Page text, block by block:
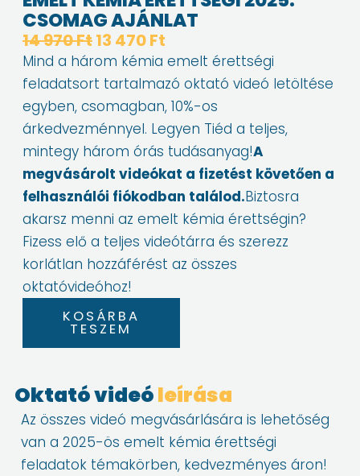
CSOMAG AJÁNLAT
14 970FtOriginal
price
was:
14
970 Ft.
13 470FtCurrent
price
is:
13
470 Ft.
Mind a három kémia emelt érettségi
feladatsort tartalmazó oktató videó letöltése
egyben, csomagban, 10%-os
árkedvezménnyel. Legyen Tiéd a teljes,
mintegy három órás tudásanyag!A
megvásárolt videókat a fizetést követően a
felhasználói fiókodban találod.Biztosra
akarsz menni az emelt kémia érettségin?
Fizess elő a teljes videótárra és szerezz
korlátlan hozzáférést az összes
oktatóvideóhoz!
ÉRETTSÉGI
CSOMAG
AJÁNLAT
mennyiség
KOSÁRBA
TESZEM
Oktató videóleírása
Az összes videó megvásárlására is lehetőség
van a 2025-ös emelt kémia érettségi
feladatok témakörben, kedvezményes áron!